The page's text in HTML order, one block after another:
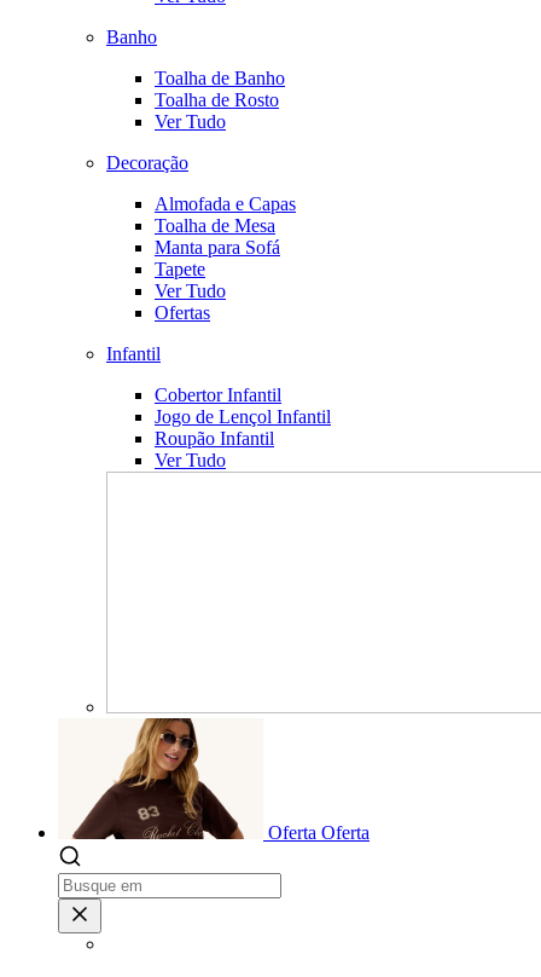
Banho
Toalha de Banho
Toalha de Rosto
Ver Tudo
Decoração
Almofada e Capas
Toalha de Mesa
Manta para Sofá
Tapete
Ver Tudo
Ofertas
Infantil
Cobertor Infantil
Jogo de Lençol Infantil
Roupão Infantil
Ver Tudo
Oferta Oferta